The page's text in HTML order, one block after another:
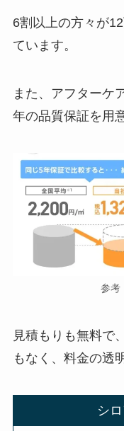
6割以上の方々が
ています。
また、アフターケ
年の品質保証を用
参考
見積もりも無料で
もなく、料金の透
シ